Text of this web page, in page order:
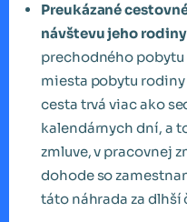
Preukázané
návštevu jeho rodiny
prechodného
miesta pobytu rodiny
cesta trvá viac ako
kalendárnych dní, a
zmluve, v pracovnej
dohode so
táto náhrada za dlhší